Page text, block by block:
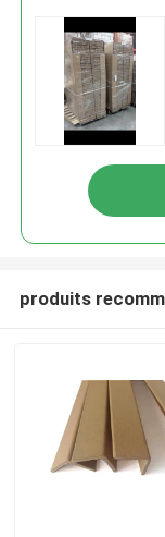
produits